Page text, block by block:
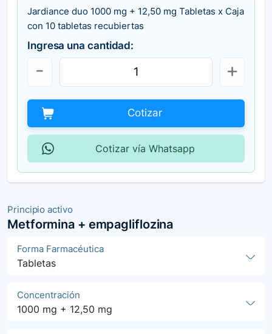
Principio activo
Metformina + empagliflozina
Forma Farmacéutica
Tabletas
Concentración
1000 mg + 12,50 mg
Jardiance duo 1000 mg + 12,50 mg Tabletas x Caja
con 10 tabletas recubiertas
Ingresa una cantidad:
Cotizar
Cotizar vía Whatsapp